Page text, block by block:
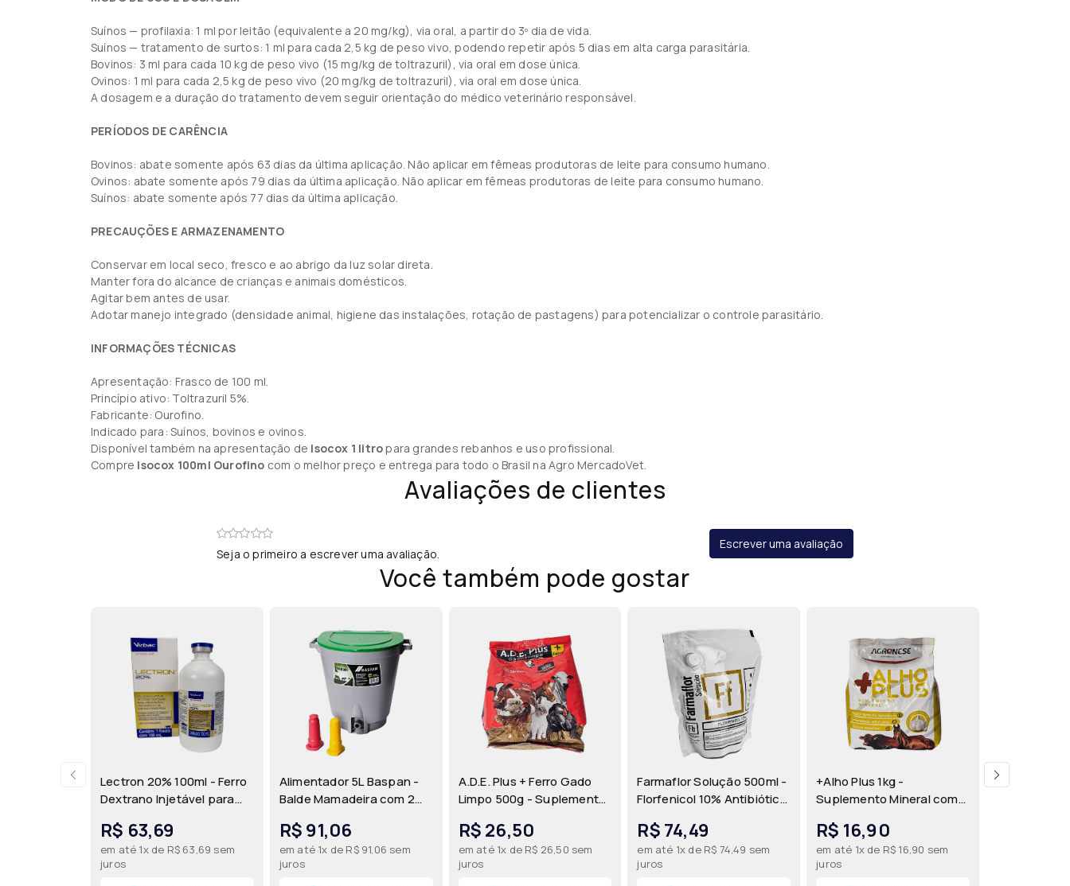
Suínos — profilaxia: 1 ml por leitão (equivalente a 20 mg/kg), via oral, a partir do 3º dia de vida.
Suínos — tratamento de surtos: 1 ml para cada 2,5 kg de peso vivo, podendo repetir após 5 dias em alta carga parasitária.
Bovinos: 3 ml para cada 10 kg de peso vivo (15 mg/kg de toltrazuril), via oral em dose única.
Ovinos: 1 ml para cada 2,5 kg de peso vivo (20 mg/kg de toltrazuril), via oral em dose única.
A dosagem e a duração do tratamento devem seguir orientação do médico veterinário responsável.
PERÍODOS DE CARÊNCIA
Bovinos: abate somente após 63 dias da última aplicação. Não aplicar em fêmeas produtoras de leite para consumo humano.
Ovinos: abate somente após 79 dias da última aplicação. Não aplicar em fêmeas produtoras de leite para consumo humano.
Suínos: abate somente após 77 dias da última aplicação.
PRECAUÇÕES E ARMAZENAMENTO
Conservar em local seco, fresco e ao abrigo da luz solar direta.
Manter fora do alcance de crianças e animais domésticos.
Agitar bem antes de usar.
Adotar manejo integrado (densidade animal, higiene das instalações, rotação de pastagens) para potencializar o controle parasitário.
INFORMAÇÕES TÉCNICAS
Apresentação: Frasco de 100 ml.
Princípio ativo: Toltrazuril 5%.
Fabricante: Ourofino.
Indicado para: Suínos, bovinos e ovinos.
Disponível também na apresentação de Isocox 1 litropara grandes rebanhos e uso profissional.
Compre Isocox 100ml Ourofino com o melhor preço e entrega para todo o Brasil na Agro MercadoVet.
Avaliações de clientes
Seja o primeiro a escrever uma avaliação.
Escrever uma avaliação
Você também pode gostar
Lectron 20% 100ml - Ferro
Dextrano Injetável para
Ferropriva em Leitões |
Virbac
R$ 63,69
em até 1x de R$ 63,69 sem
juros
Alimentador 5L Baspan -
Balde Mamadeira com 2
de Bezerros, Ovinos e
Caprinos | Baspan
R$ 91,06
em até 1x de R$ 91,06 sem
juros
A.D.E. Plus + Ferro Gado
Limpo 500g - Suplemento
Ferro para Bovinos,
Equinos, Ovinos e Aves |
Agronese
R$ 26,50
em até 1x de R$ 26,50 sem
juros
Farmaflor Solução 500ml -
Florfenicol 10% Antibiótico
Farmabase
R$ 74,49
em até 1x de R$ 74,49 sem
juros
+Alho Plus 1kg -
Suplemento Mineral com
Equinos, Ovinos, Caprinos,
Aves e Suínos | Agronese
R$ 16,90
em até 1x de R$ 16,90 sem
juros
Decamin-B